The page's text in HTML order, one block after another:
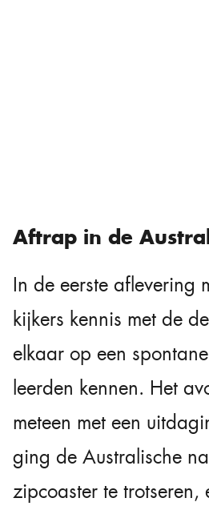
Aftrap in de
In de eerste aflevering
kijkers kennis met de
elkaar op een
leerden kennen. Het
meteen met een
ging de Australische
zipcoaster te trotseren,